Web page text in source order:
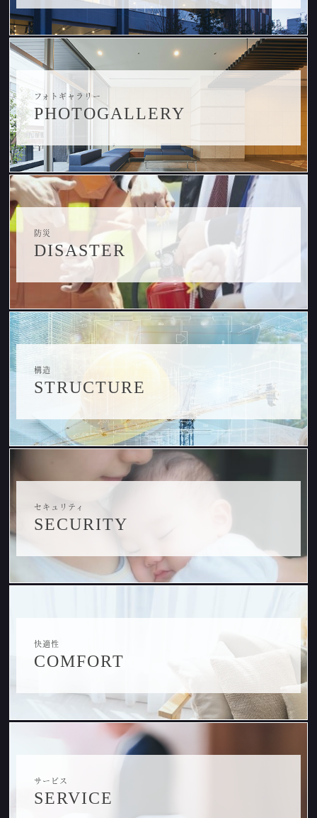
フォトギャラリー
PHOTOGALLERY
防災
DISASTER
構造
STRUCTURE
セキュリティ
SECURITY
快適性
COMFORT
サービス
SERVICE